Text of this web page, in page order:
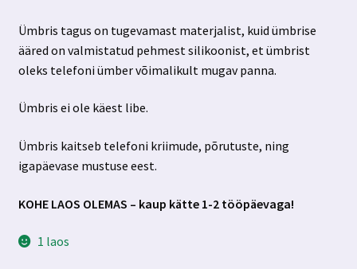
oli:
7.99 €.
on:
3.49 €.
Ümbris tagus on tugevamast materjalist, kuid ümbrise
ääred on valmistatud pehmest silikoonist, et ümbrist
oleks telefoni ümber võimalikult mugav panna.
Ümbris ei ole käest libe.
Ümbris kaitseb telefoni kriimude, põrutuste, ning
igapäevase mustuse eest.
KOHE LAOS OLEMAS – kaup kätte 1-2 tööpäevaga!
1 laos